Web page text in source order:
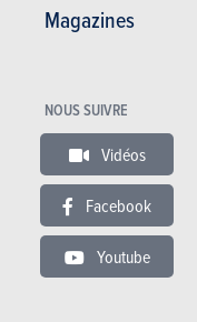
Magazines
NOUS SUIVRE
Vidéos
Facebook
Youtube